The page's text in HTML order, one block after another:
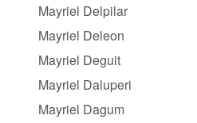
Mayriel Delpilar
Mayriel Deleon
Mayriel Deguit
Mayriel Daluperi
Mayriel Dagum